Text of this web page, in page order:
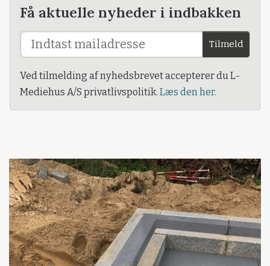
Få aktuelle nyheder i indbakken
Tilmeld
Ved tilmelding af nyhedsbrevet accepterer du L-
Mediehus A/S privatlivspolitik. Læs den her.